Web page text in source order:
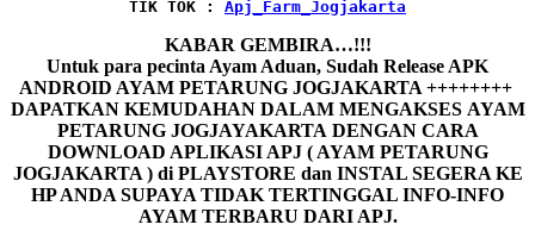
TIK TOK : Apj_Farm_Jogjakarta
KABAR GEMBIRA…!!!
Untuk para pecinta Ayam Aduan, Sudah Release APK
ANDROID AYAM PETARUNG JOGJAKARTA ++++++++
DAPATKAN KEMUDAHAN DALAM MENGAKSES AYAM
PETARUNG JOGJAYAKARTA DENGAN CARA
DOWNLOAD APLIKASI APJ ( AYAM PETARUNG
JOGJAKARTA ) di PLAYSTORE dan INSTAL SEGERA KE
HP ANDA SUPAYA TIDAK TERTINGGAL INFO-INFO
AYAM TERBARU DARI APJ.